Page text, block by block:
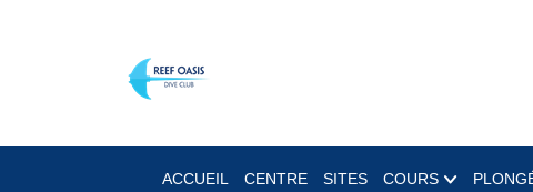
ACCUEIL CENTRE SITES COURS